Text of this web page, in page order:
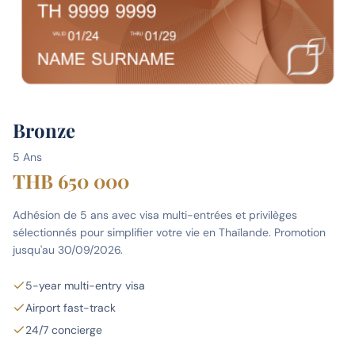
Bronze
5 Ans
THB 650 000
Adhésion de 5 ans avec visa multi-entrées et privilèges
sélectionnés pour simplifier votre vie en Thaïlande. Promotion
jusqu'au 30/09/2026.
5-year multi-entry visa
Airport fast-track
24/7 concierge